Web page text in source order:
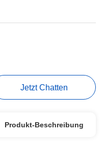
Jetzt Chatten
Produkt-Beschreibung